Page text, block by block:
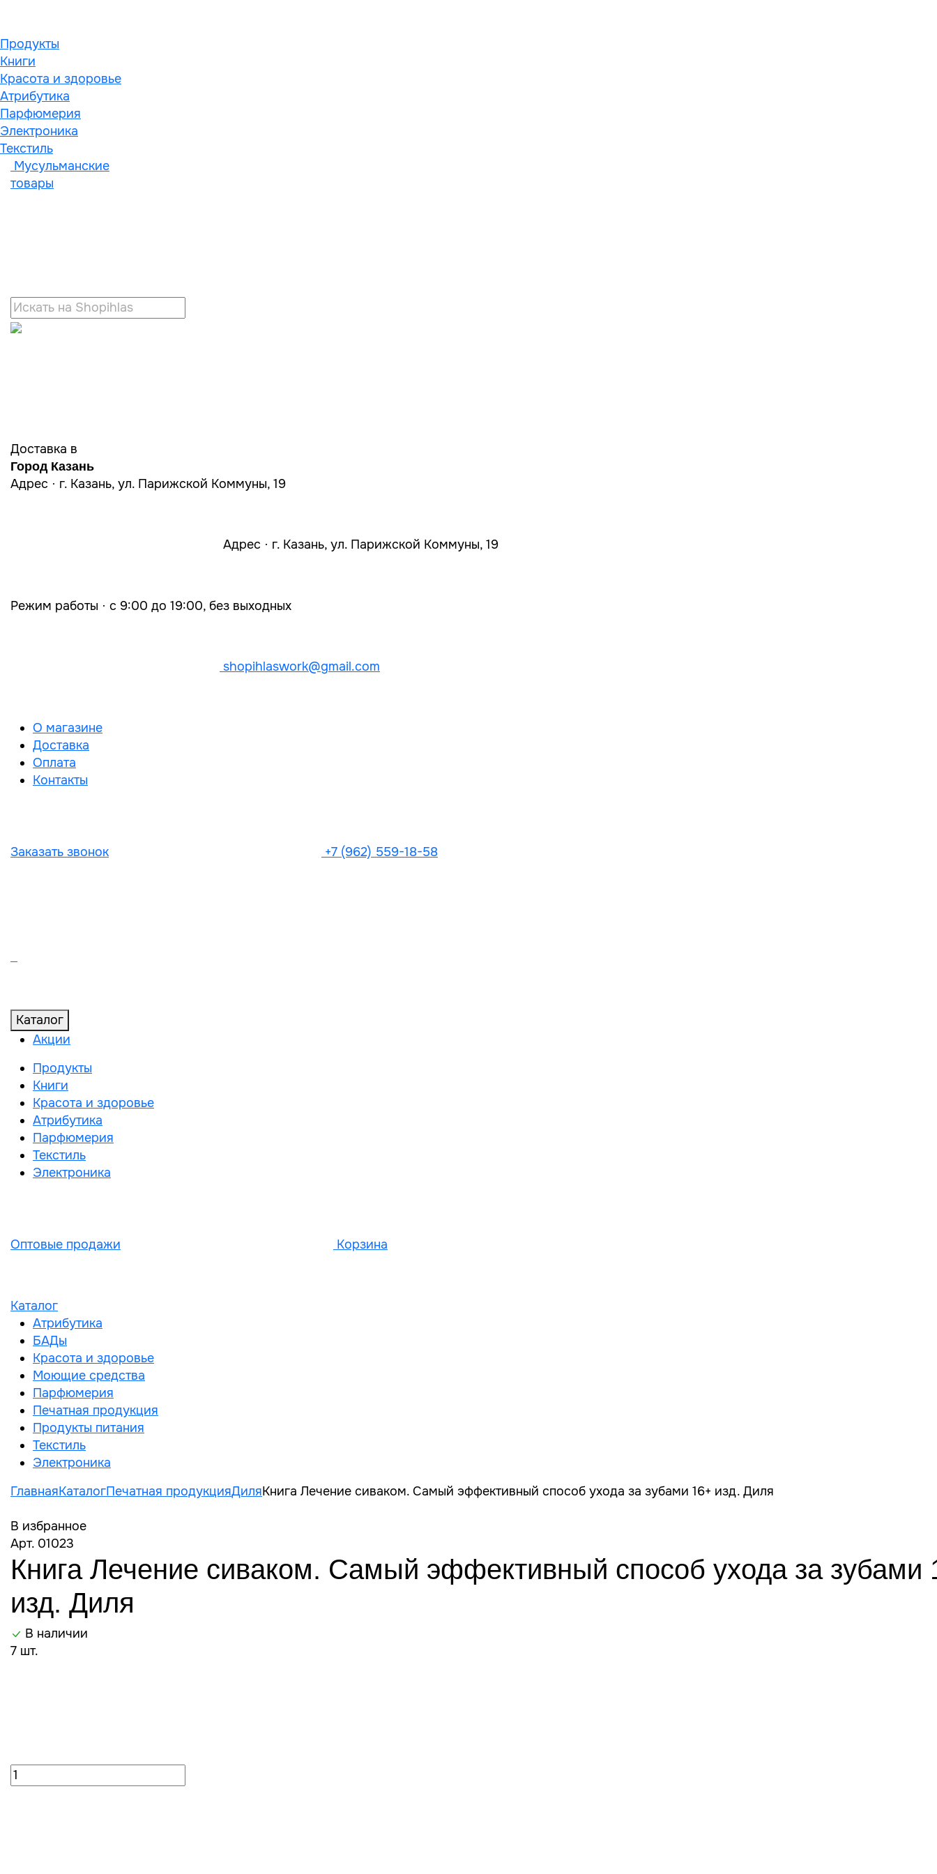
Продукты
Книги
Красота и здоровье
Атрибутика
Парфюмерия
Электроника
Текстиль
Мусульманские
товары
Доставка в
Город Казань
Адрес · г. Казань, ул. Парижской Коммуны, 19
Адрес · г. Казань, ул. Парижской Коммуны, 19
Режим работы · с 9:00 до 19:00, без выходных
shopihlaswork@gmail.com
О магазине
Доставка
Оплата
Контакты
Заказать звонок +7 (962) 559-18-58
Каталог
Акции
Продукты
Книги
Красота и здоровье
Атрибутика
Парфюмерия
Текстиль
Электроника
Оптовые продажи Корзина
Каталог
Атрибутика
БАДы
Красота и здоровье
Моющие средства
Парфюмерия
Печатная продукция
Продукты питания
Текстиль
Электроника
ГлавнаяКаталогПечатная продукцияДиляКнига Лечение сиваком. Самый эффективный способ ухода за зубами 16+ изд. Диля
В избранное
Арт. 01023
Книга Лечение сиваком. Самый эффективный способ ухода за зубами
изд. Диля
В наличии
7 шт.